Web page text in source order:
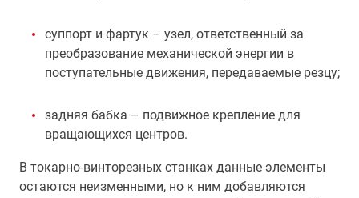
суппорт и фартук – узел, ответственный за
преобразование механической энергии в
поступательные движения, передаваемые резцу;
задняя бабка – подвижное крепление для
вращающихся центров.
В токарно-винторезных станках данные элементы
остаются неизменными, но к ним добавляются